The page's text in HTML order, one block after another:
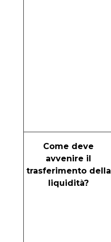
Come deve
avvenire il
trasferimento della
liquidità?